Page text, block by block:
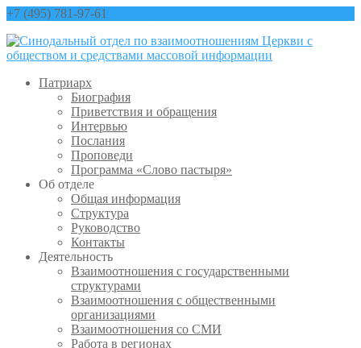
+7 (495) 781-97-61
Патриарх
Биография
Приветствия и обращения
Интервью
Послания
Проповеди
Программа «Слово пастыря»
Об отделе
Общая информация
Структура
Руководство
Контакты
Деятельность
Взаимоотношения с государственными
структурами
Взаимоотношения с общественными
организациями
Взаимоотношения со СМИ
Работа в регионах